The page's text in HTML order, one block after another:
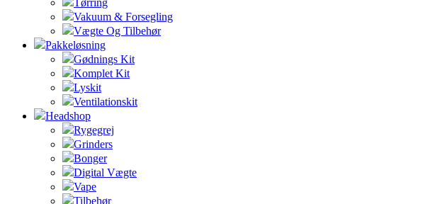
Tørring
Vakuum & Forsegling
Vægte Og Tilbehør
Pakkeløsning
Gødnings Kit
Komplet Kit
Lyskit
Ventilationskit
Headshop
Rygegrej
Grinders
Bonger
Digital Vægte
Vape
Tilbehør